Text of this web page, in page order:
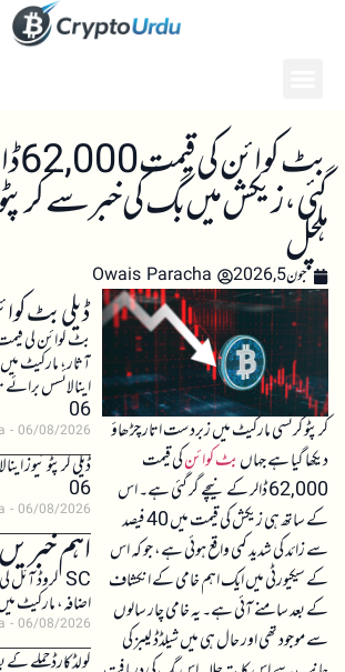
بٹ
گئی، زیکش میں بگ کی خبر سے
ہلچل
جون 5, 2026 Owais Paracha
کرپٹو کرنسی مارکیٹ میں زبردست اتار چڑھاؤ
دیکھا گیا ہے جہاںبٹ کوائنکی قیمت
62,000 ڈالر کے نیچے گر گئی ہے۔ اس
کے ساتھ ہی زیکش کی قیمت میں 40 فیصد
سے زائد کی شدید کمی واقع ہوئی ہے، جو کہ اس
کے سیکیورٹی میں ایک اہم خامی کے انکشاف
کے بعد سامنے آئی ہے۔ یہ خامی چار سالوں
سے موجود تھی اور حال ہی میں شیلڈڈ لیبز کی
ڈیلی بٹ
بٹ کوائن کی
آثار، مارکیٹ
06
06/08/2026
06
06/08/2026
اہم
اضافہ، مارکیٹ
06/08/2026
کولڈکارڈ حملے